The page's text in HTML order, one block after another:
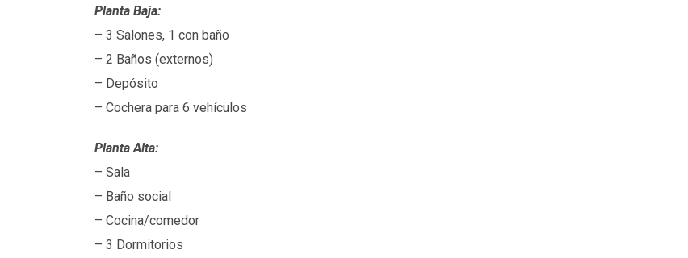
Planta Baja:
– 3 Salones, 1 con baño
– 2 Baños (externos)
– Depósito
– Cochera para 6 vehículos
Planta Alta:
– Sala
– Baño social
– Cocina/comedor
– 3 Dormitorios